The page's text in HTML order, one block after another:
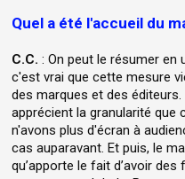
Quel a été l'accueil du
C.C. : On peut le résumer en
c'est vrai que cette mesure
des marques et des
apprécient la granularité que
n'avons plus d'écran à
cas auparavant. Et puis, le
qu’apporte le fait d’avoir